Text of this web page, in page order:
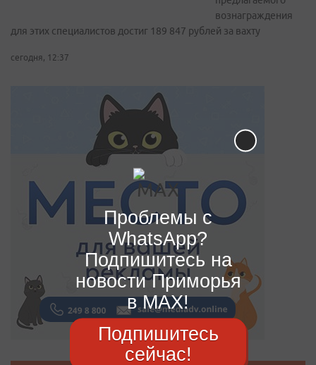
вознаграждения
для этих специалистов достиг 189 847 рублей за вахту
сегодня, 12:37
Проблемы с
WhatsApp?
Подпишитесь на
новости Приморья
в MAX!
Подпишитесь
сейчас!